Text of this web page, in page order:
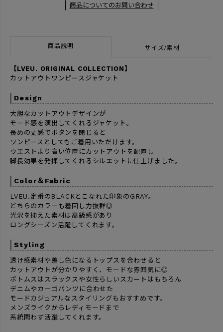
商品についてのお問い合わせ
商品説明 サイズ/素材
【LVEU. ORIGINAL COLLECTION】
カットアウトワンピースジャケット
Design
大胆なカットアウトデザインが
モード感を演出してくれるジャケット。
長めの丈感でボタンを閉じると
ワンピースとしてもご着用いただけます。
ウエストより高い位置にカットアウトを配置し
脚長効果を発揮してくれるシルエットに仕上げました。
Color＆Fabric
LVEU.定番のBLACKとこなれた印象のGRAY。
どちらのカラーも着回し力抜群◎
光沢を抑えた素材は高級感があり
ロングシーズン活躍してくれます。
Styling
透け感素材や差し色になるトップスを合わせると
カットアウトが分かりやすく、モードな雰囲気に◎
ボトムスはスラックスや女性らしいスカートはもちろん
デニムやカーゴパンツに合わせた
モードカジュアルなスタイリングもおすすめです。
メンズライクからレディモードまで
系統問わず活躍してくれます。